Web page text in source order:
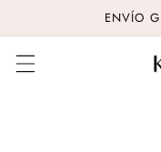
ENVÍO